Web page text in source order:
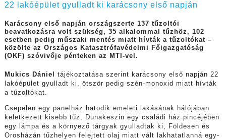
22 lakóépület gyulladt ki karácsony első napján
Karácsony első napján országszerte 137 tűzoltói
beavatkozásra volt szükség, 35 alkalommal tűzhöz, 102
esetben pedig műszaki mentés miatt hívták a tűzoltókat –
közölte az Országos Katasztrófavédelmi Főigazgatóság
(OKF) szóvivője pénteken az MTI-vel.
Mukics Dániel
tájékoztatása szerint karácsony első napján 22
lakóépület gyulladt ki, ötször pedig szén-monoxid miatt hívták
a tűzoltókat.
Csepelen egy panelház hatodik emeleti lakásának hálójában
keletkezett kisebb tűz, Dunakeszin egy családi ház pincéjében
egy lámpa és a környező tárgyak gyulladtak ki, Földesen és
Orosházán tűzhelyen felejtett olaj miatt vált lakhatatlanná egy-